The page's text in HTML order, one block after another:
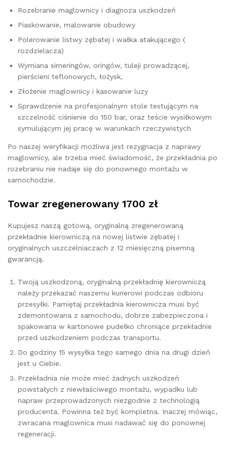
Rozebranie maglownicy i diagnoza uszkodzeń
Piaskowanie, malowanie obudowy
Polerowanie listwy zębatej i wałka atakującego (
rozdzielacza)
Wymiana simeringów, oringów, tuleji prowadzącej,
pierścieni teflonowych, łożysk,
Złożenie maglownicy i kasowanie luzy
Sprawdzenie na profesjonalnym stole testującym na
szczelność ciśnienie do 150 bar, oraz teście wysiłkowym
symulującym jej pracę w warunkach rzeczywistych
Po naszej weryfikacji możliwa jest rezygnacja z naprawy
maglownicy, ale trzeba mieć świadomość, że przekładnia po
rozebraniu nie nadaje się do ponownego montażu w
samochodzie.
Towar zregenerowany 1700 zł
Kupujesz naszą gotową, oryginalną zregenerowaną
przekładnie kierowniczą na nowej listwie zębatej i
oryginalnych uszczelniaczach z 12 miesięczną pisemną
gwarancją.
Twoją uszkodzoną, oryginalną przekładnię kierowniczą
należy przekazać naszemu kurierowi podczas odbioru
przesyłki. Pamiętaj przekładnia kierownicza musi być
zdemontowana z samochodu, dobrze zabezpieczona i
spakowana w kartonowe pudełko chroniące przekładnie
przed uszkodzeniem podczas transportu.
Do godziny 15 wysyłka tego samego dnia na drugi dzień
jest u Ciebie.
Przekładnia nie może mieć żadnych uszkodzeń
powstałych z niewłaściwego montażu, wypadku lub
napraw przeprowadzonych niezgodnie z technologią
producenta. Powinna też być kompletna. Inaczej mówiąc,
zwracana maglownica musi nadawać się do ponownej
regeneracji.